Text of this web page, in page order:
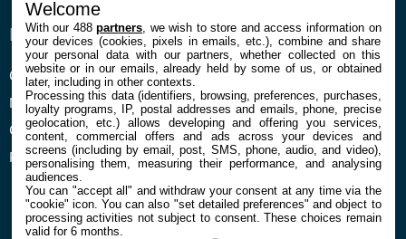
ENTREPRISE
Qui sommes nous
Mentions légales et CGU
Confidentialité et Cookies
Préférences cookies
À PROPOS
La rédaction
Contact
Welcome
With our 488partners , we wish to store and access information on
your devices (cookies, pixels in emails, etc.), combine and share
your personal data with our partners, whether collected on this
website or in our emails, already held by some of us, or obtained
later, including in other contexts.
Processing this data (identifiers, browsing, preferences, purchases,
loyalty programs, IP, postal addresses and emails, phone, precise
geolocation, etc.) allows developing and offering you services,
content, commercial offers and ads across your devices and
screens (including by email, post, SMS, phone, audio, and video),
personalising them, measuring their performance, and analysing
audiences.
You can "accept all" and withdraw your consent at any time via the
"cookie" icon. You can also "set detailed preferences" and object to
processing activities not subject to consent. These choices remain
valid for 6 months.